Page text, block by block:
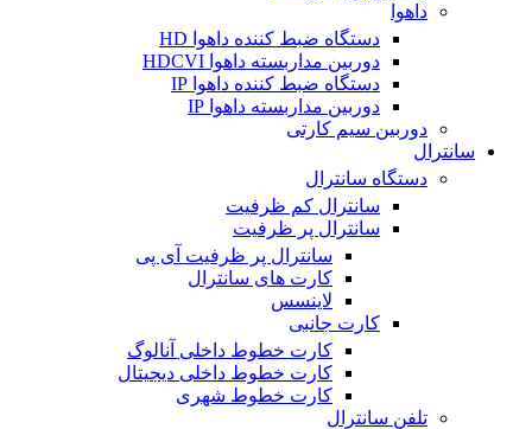
داهوا
دستگاه ضبط کننده داهوا HD
دوربین مداربسته داهوا HDCVI
دستگاه ضبط کننده داهوا IP
دوربین مداربسته داهوا IP
دوربین سیم کارتی
سانترال
دستگاه سانترال
سانترال کم ظرفیت
سانترال پر ظرفیت
سانترال پر ظرفیت آی پی
کارت های سانترال
لاینسس
کارت جانبی
کارت خطوط داخلی آنالوگ
کارت خطوط داخلی دیجیتال
کارت خطوط شهری
تلفن سانترال